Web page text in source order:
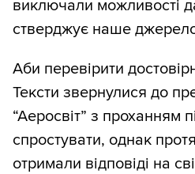
виключали можливості
стверджує наше
Аби перевірити
Тексти звернулися до
“Аеросвіт” з проханням
спростувати, однак
отримали відповіді на